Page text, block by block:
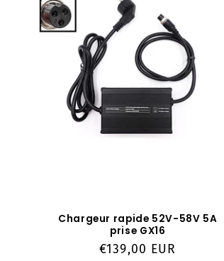
Chargeur rapide 52V-58V 5A
prise GX16
Prix
€139,00 EUR